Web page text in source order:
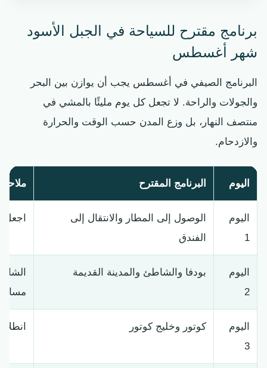
برنامج مقترح للسياحة في الجبل الأسود
شهر أغسطس
البرنامج الصيفي في أغسطس يجب أن يوازن بين البحر
والجولات والراحة. لا تجعل كل يوم مليئًا بالمشي في
منتصف النهار، بل وزع المدن حسب الوقت والحرارة
والازدحام.
اليوم البرنامج المقترح
اليوم
1
الوصول إلى المطار والانتقال إلى
الفندق
اليوم
2
بودفا والشاطئ والمدينة القديمة
مساءً
اليوم
3
كوتور وخليج كوتور